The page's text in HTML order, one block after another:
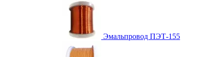
Эмальпровод ПЭТ-155